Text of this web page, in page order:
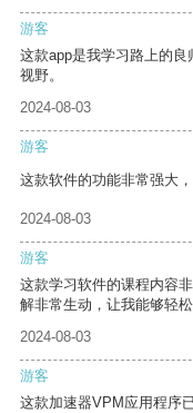
游客
这款app是我学习路上的
视野。
2024-08-03
游客
这款软件的功能非常强大
2024-08-03
游客
这款学习软件的课程内容
解非常生动，让我能够轻松
2024-08-03
游客
这款加速器VPM应用程序